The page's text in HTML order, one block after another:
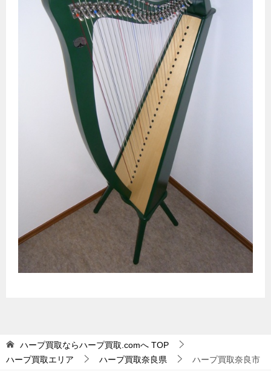
ハープ買取ならハープ買取.comへ TOP
ハープ買取エリア
ハープ買取奈良県 ハープ買取奈良市